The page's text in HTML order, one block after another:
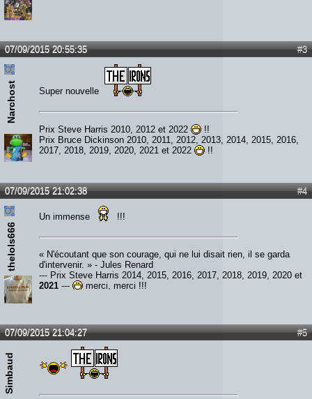
#3
07/09/2015 20:55:35
Narchost Super nouvelle
Prix Steve Harris 2010, 2012 et 2022
!!
Prix Bruce Dickinson 2010, 2011, 2012, 2013, 2014, 2015, 2016,
2017, 2018, 2019, 2020, 2021 et 2022
!!
#4
07/09/2015 21:02:38
thelols666
Un immense !!!
« N'écoutant que son courage, qui ne lui disait rien, il se garda
d'intervenir. » - Jules Renard
--- Prix Steve Harris 2014, 2015, 2016, 2017, 2018, 2019, 2020 et
2021 --- merci, merci !!!
#5
07/09/2015 21:04:27
Simbaud